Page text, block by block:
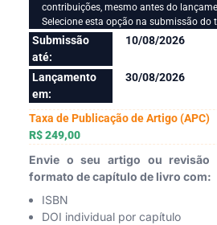
contribuições, mesmo antes do
Selecione esta opção na submissão do
Submissão
até:
10/08/2026
Lançamento
em:
30/08/2026
Taxa de Publicação de Artigo (APC)
R$ 249,00
Envie o seu artigo ou revisão
formato de capítulo de livro com:
ISBN
DOI individual por capítulo